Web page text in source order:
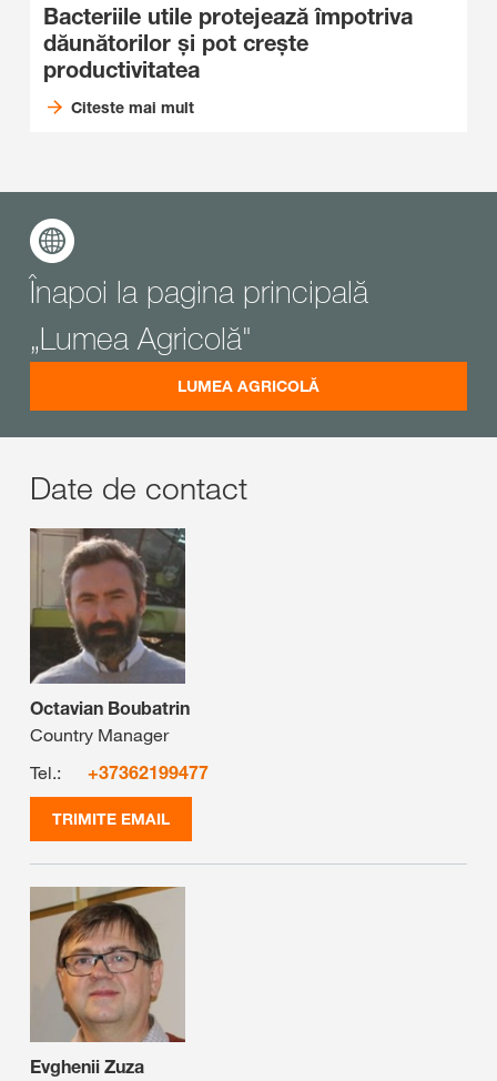
Bacteriile utile protejează împotriva
dăunătorilor și pot crește
productivitatea
Citeste mai mult
Înapoi la pagina principală
„Lumea Agricolă"
LUMEA AGRICOLĂ
Date de contact
Octavian Boubatrin
Country Manager
Tel.:
+37362199477
TRIMITE EMAIL
Evghenii Zuza